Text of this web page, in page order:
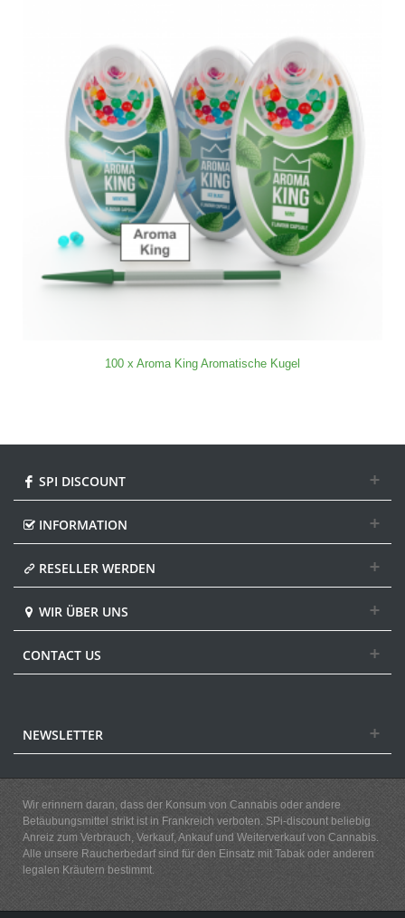
100 x Aroma King Aromatische Kugel
SPI DISCOUNT
INFORMATION
RESELLER WERDEN
WIR ÜBER UNS
CONTACT US
NEWSLETTER
Wir erinnern daran, dass der Konsum von Cannabis oder andere
Betäubungsmittel strikt ist in Frankreich verboten. SPi-discount beliebig
Anreiz zum Verbrauch, Verkauf, Ankauf und Weiterverkauf von Cannabis.
Alle unsere Raucherbedarf sind für den Einsatz mit Tabak oder anderen
legalen Kräutern bestimmt.